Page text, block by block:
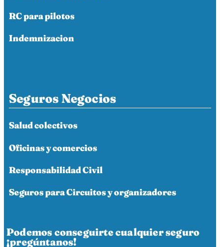
RC para pilotos
Indemnizacion
Seguros Negocios
Salud colectivos
Oficinas y comercios
Responsabilidad Civil
Seguros para Circuitos y organizadores
Podemos conseguirte cualquier seguro
¡pregúntanos!